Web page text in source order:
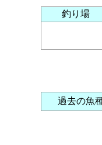
釣り場
過去の魚